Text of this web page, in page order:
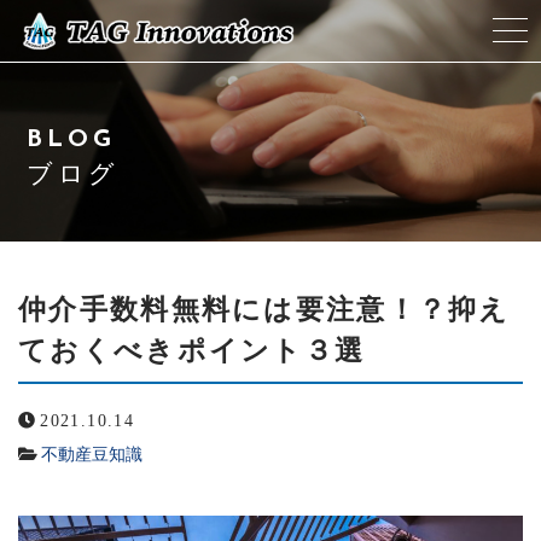
スタッフ紹介
アクセス
よくある質問
ブログ
BLOG
ブログ
仲介手数料無料には要注意！？抑え
ておくべきポイント３選
2021.10.14
不動産豆知識